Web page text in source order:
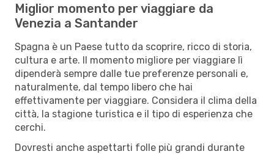
Miglior momento per viaggiare da
Venezia a Santander
Spagna è un Paese tutto da scoprire, ricco di storia,
cultura e arte. Il momento migliore per viaggiare lì
dipenderà sempre dalle tue preferenze personali e,
naturalmente, dal tempo libero che hai
effettivamente per viaggiare. Considera il clima della
città, la stagione turistica e il tipo di esperienza che
cerchi.
Dovresti anche aspettarti folle più grandi durante